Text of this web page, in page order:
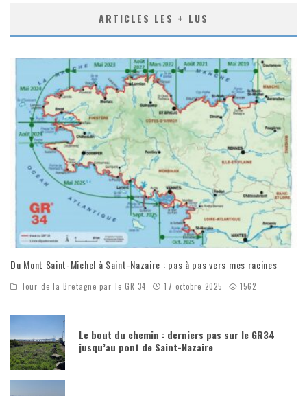
ARTICLES LES + LUS
Du Mont Saint-Michel à Saint-Nazaire : pas à pas vers mes racines
Tour de la Bretagne par le GR 34 17 octobre 2025 1562
Le bout du chemin : derniers pas sur le GR34
jusqu’au pont de Saint-Nazaire